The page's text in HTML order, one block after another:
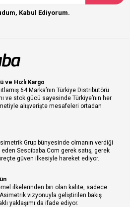
Kabul Ediyorum.
ve Hızlı Kargo
64 Marka’nın Türkiye Distribütörü
ve stok gücü sayesinde Türkiye’nin her
alışverişte mesafeleri ortadan
Grup bünyesinde olmanın verdiği
Sescibaba.Com gerek satış, gerek
güven ilkesiyle hareket ediyor.
ilkelerinden biri olan kalite, sadece
vizyonuyla geliştirilen bakış
yaklaşımı da ifade ediyor.